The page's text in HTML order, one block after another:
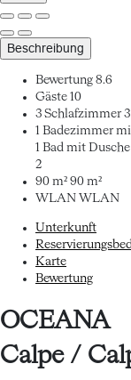
Beschreibung
Bewertung 8.6
Gäste 10
3 Schlafzimmer 3
1 Badezimmer
1 Bad mit Dusche
2
90 m² 90 m²
WLAN WLAN
Unterkunft
Karte
Bewertung
OCEANA
Calpe /